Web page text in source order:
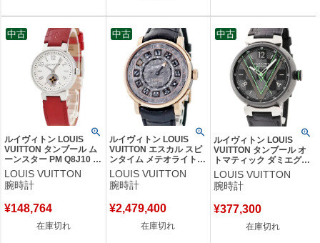
ルイヴィトン LOUIS
VUITTON タンブール ム
ーンスター PM Q8J10 ス
モールセコンド バー ア
ラビア レディース 腕時
計クオーツ シルバー
LOUIS VUITTON
腕時計
¥148,764
在庫切れ
中古
ルイヴィトン LOUIS
VUITTON エスカル スピ
ンタイム メテオライト
オトマティック Q5EGA3
K18PG無垢×Ti PVD グレ
ー メンズ 腕時計自動巻
LOUIS VUITTON
腕時計
¥2,479,400
在庫切れ
中古
ルイヴィトン LOUIS
VUITTON タンブール オ
トマティック ダミエグラ
フィット レース QA131Z
黒 緑 Vロゴ メンズ 腕時
計自動巻き ブラック 【中
LOUIS VUITTON
腕時計
¥377,300
在庫切れ
中古